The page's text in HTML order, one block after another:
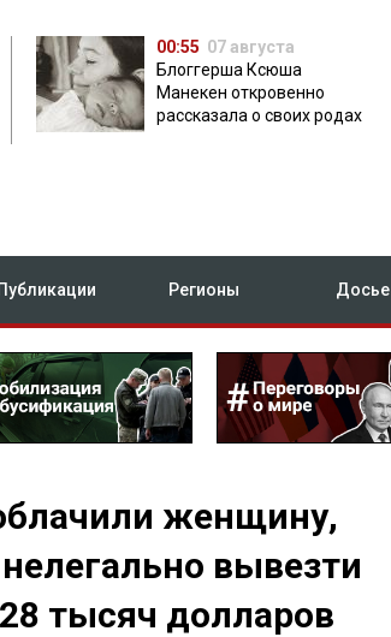
00:55 07 августа
Блоггерша Ксюша
Манекен откровенно
рассказала о своих родах
Публикации Регионы Досье
женщину,
вывезти
тысяч долларов